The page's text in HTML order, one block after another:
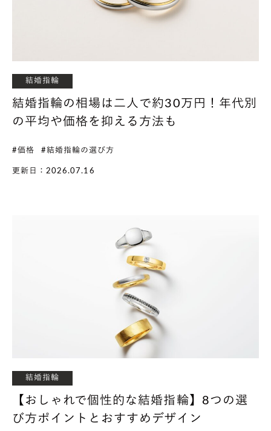
結婚指輪
結婚指輪の相場は二人で約30万円！年代別
の平均や価格を抑える方法も
#価格 #結婚指輪の選び方
更新日：2026.07.16
結婚指輪
【おしゃれで個性的な結婚指輪】8つの選
び方ポイントとおすすめデザイン